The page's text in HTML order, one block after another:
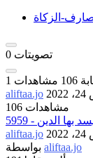
الزكاة
0 تصويتات
1 106 مشاهدات
aliftaa.jo
106 مشاهدات
بها الدين
aliftaa.jo
aliftaa.jo